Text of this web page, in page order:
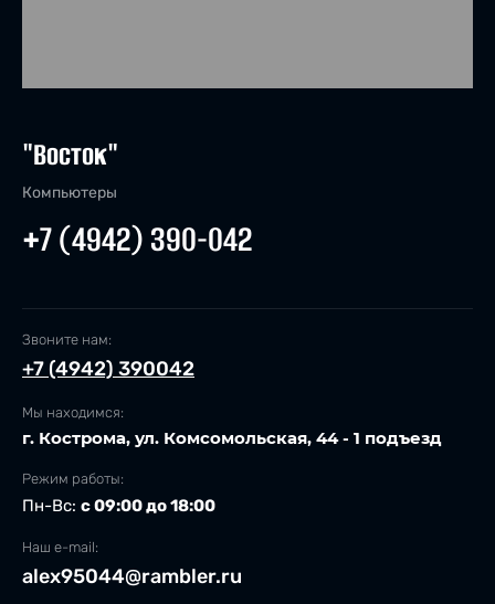
"Восток"
Компьютеры
+7 (4942) 390-042
Звоните нам:
+7 (4942) 390042
Мы находимся:
г. Кострома, ул. Комсомольская, 44 - 1 подъезд
Режим работы:
Пн-Вс: с 09:00 до 18:00
Наш e-mail:
alex95044@rambler.ru